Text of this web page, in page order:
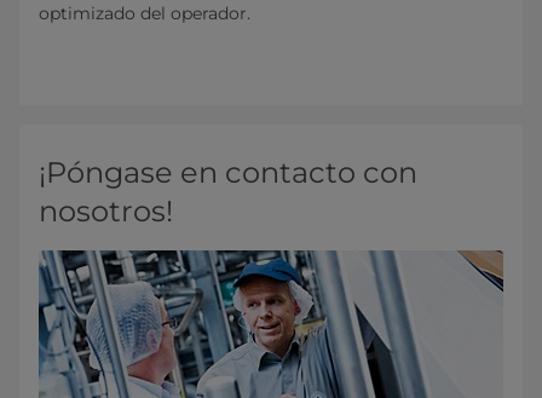
optimizado del operador.
¡Póngase en contacto con
nosotros!